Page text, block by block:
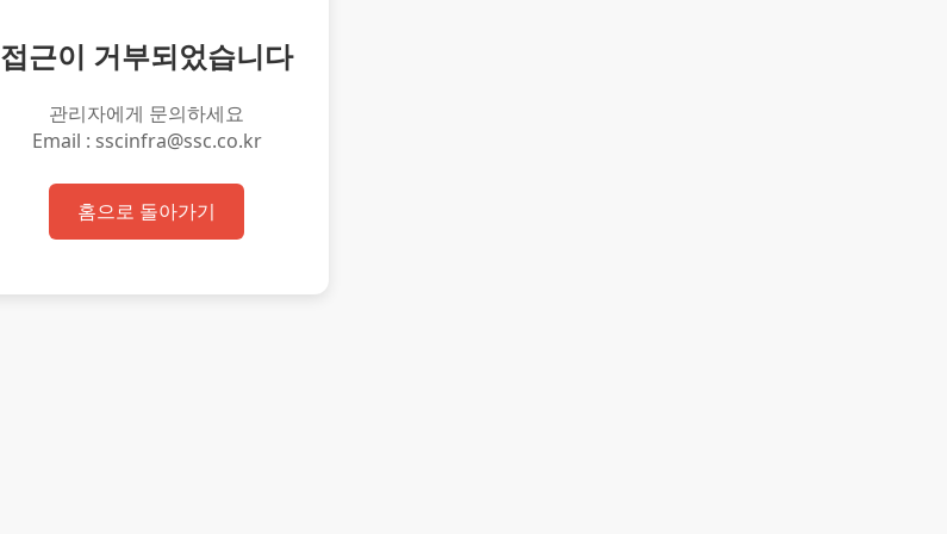
접근이 거부되었습니다
관리자에게 문의하세요
Email : sscinfra@ssc.co.kr
홈으로 돌아가기